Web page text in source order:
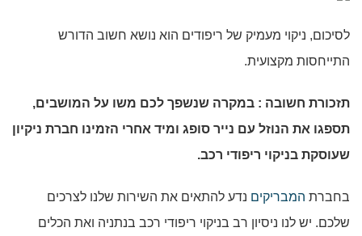
לסיכום, ניקוי מעמיק של ריפודים הוא נושא חשוב הדורש
התייחסות מקצועית.
תזכורת חשובה : במקרה שנשפך לכם משו על המושבים,
תספגו את הנוזל עם נייר סופג ומיד אחרי הזמינו חברת ניקיון
שעוסקת בניקוי ריפודי רכב.
בחברת המבריקים נדע להתאים את השירות שלנו לצרכים
שלכם. יש לנו ניסיון רב בניקוי ריפודי רכב בנתניה ואת הכלים